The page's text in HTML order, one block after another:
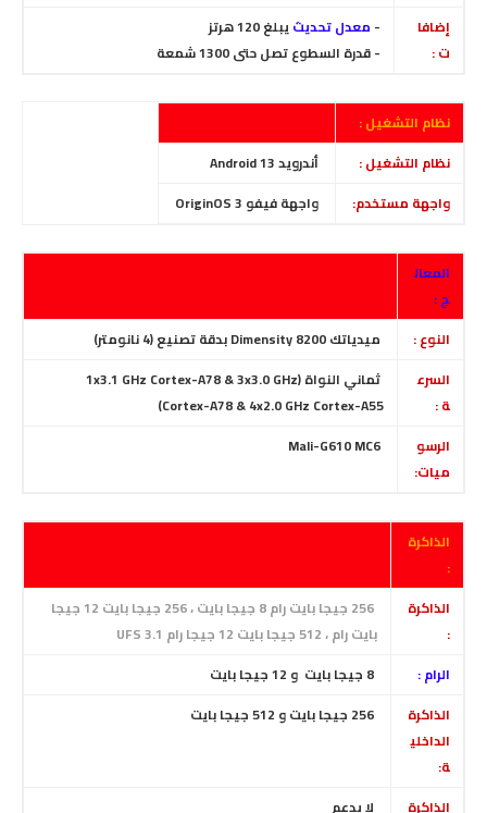
إضافا
ت :
- معدل تحديث يبلغ 120 هرتز
- قدرة السطوع تصل حتى 1300 شمعة
نظام التشغيل :
نظام التشغيل :
أندرويد Android 13
واجهة مستخدم:
واجهة فيفو OriginOS 3
المعال
ج :
النوع :
ميدياتك Dimensity 8200 بدقة تصنيع (4 نانومتر)
السرع
ة :
ثماني النواة (1x3.1 GHz Cortex-A78 & 3x3.0 GHz
Cortex-A78 & 4x2.0 GHz Cortex-A55)
الرسو
ميات:
الذاكرة
:
الذاكرة
:
256 جيجا بايت رام 8 جيجا بايت ، 256 جيجا بايت 12 جيجا
بايت رام ، 512 جيجا بايت 12 جيجا رام UFS 3.1
الرام :
8 جيجا بايت و 12جيجا بايت
الذاكرة
الداخلي
ة:
256 جيجا بايتو 512جيجا بايت
الذاكرة
لا يدعم